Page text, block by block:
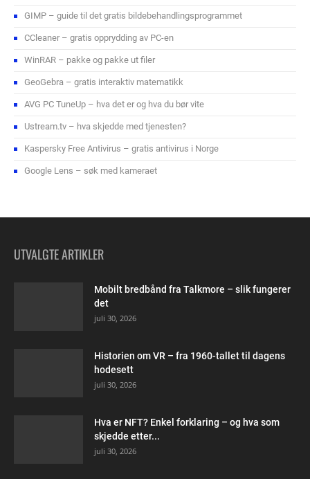
GIMP – guide til det gratis bildebehandlingsprogrammet
CCleaner – gratis opprydding av PC-en
WinRAR – pakke og pakke ut filer
GeoGebra – gratis interaktiv matematikk
AVG PC TuneUp – hva det er og hva du bør vite
Ustream.tv – hva skjedde med tjenesten?
Kaspersky Free Antivirus – gratis antivirus i Norge
Google Lens – søk med kameraet
UTVALGTE ARTIKLER
Mobilt bredbånd fra Talkmore – slik fungerer
det
juli 30, 2026
Historien om VR – fra 1960-tallet til dagens
hodesett
juli 30, 2026
Hva er NFT? Enkel forklaring – og hva som
skjedde etter...
juli 30, 2026